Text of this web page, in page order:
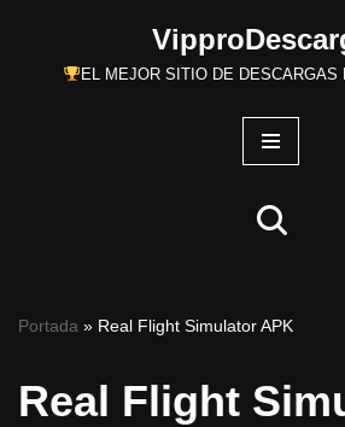
EL MEJOR SITIO DE DESCARGAS
Portada » Real Flight Simulator APK
Real Flight